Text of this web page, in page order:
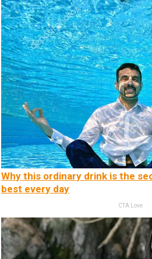
Why this ordinary drink is the
best every day
CTA Love